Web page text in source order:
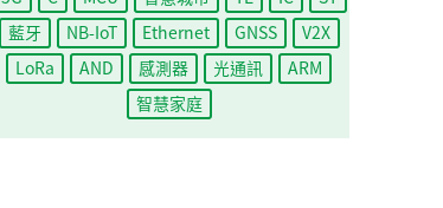
藍牙
NB-IoT Ethernet GNSS
V2X
LoRa
AND 感測器 光通訊
ARM
智慧家庭